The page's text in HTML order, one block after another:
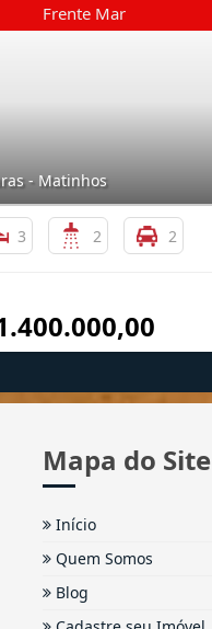
- Matinhos
3 2 2
Mapa do Site
Início
Quem Somos
Blog